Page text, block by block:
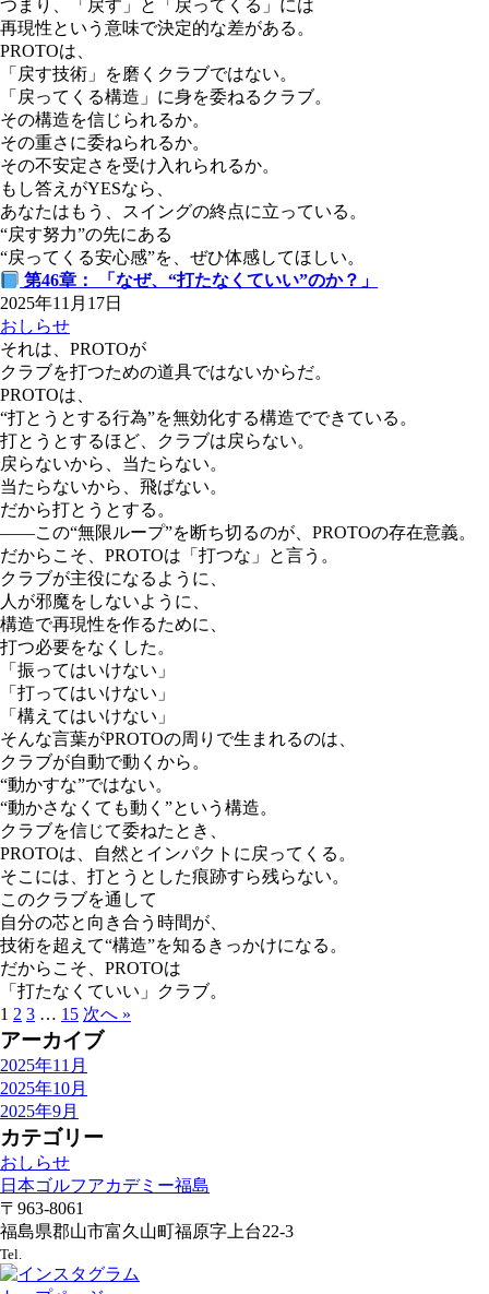
つまり、「戻す」と「戻ってくる」には
再現性という意味で決定的な差がある。
PROTOは、
「戻す技術」を磨くクラブではない。
「戻ってくる構造」に身を委ねるクラブ。
その構造を信じられるか。
その重さに委ねられるか。
その不安定さを受け入れられるか。
もし答えがYESなら、
あなたはもう、スイングの終点に立っている。
“戻す努力”の先にある
“戻ってくる安心感”を、ぜひ体感してほしい。
第46章： 「なぜ、“打たなくていい”のか？」
2025年11月17日
おしらせ
それは、PROTOが
クラブを打つための道具ではないからだ。
PROTOは、
“打とうとする行為”を無効化する構造でできている。
打とうとするほど、クラブは戻らない。
戻らないから、当たらない。
当たらないから、飛ばない。
だから打とうとする。
——この“無限ループ”を断ち切るのが、PROTOの存在意義。
だからこそ、PROTOは「打つな」と言う。
クラブが主役になるように、
人が邪魔をしないように、
構造で再現性を作るために、
打つ必要をなくした。
「振ってはいけない」
「打ってはいけない」
「構えてはいけない」
そんな言葉がPROTOの周りで生まれるのは、
クラブが自動で動くから。
“動かすな”ではない。
“動かさなくても動く”という構造。
クラブを信じて委ねたとき、
PROTOは、自然とインパクトに戻ってくる。
そこには、打とうとした痕跡すら残らない。
このクラブを通して
自分の芯と向き合う時間が、
技術を超えて“構造”を知るきっかけになる。
だからこそ、PROTOは
「打たなくていい」クラブ。
1 2 3 … 15 次へ »
アーカイブ
2025年11月
2025年10月
2025年9月
カテゴリー
おしらせ
日本ゴルフアカデミー福島
〒963-8061
福島県郡山市富久山町福原字上台22-3
Tel.